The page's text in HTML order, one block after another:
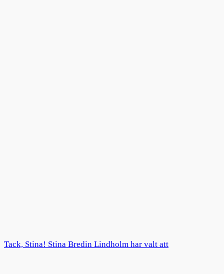
Tack, Stina! Stina Bredin Lindholm har valt att